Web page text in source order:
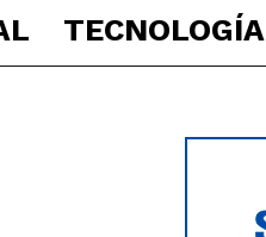
TECNOLOGÍA